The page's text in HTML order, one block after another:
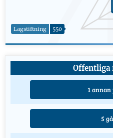
Lagstiftning 550
Offentliga
1
5